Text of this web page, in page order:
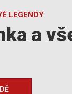
LEGENDY
a